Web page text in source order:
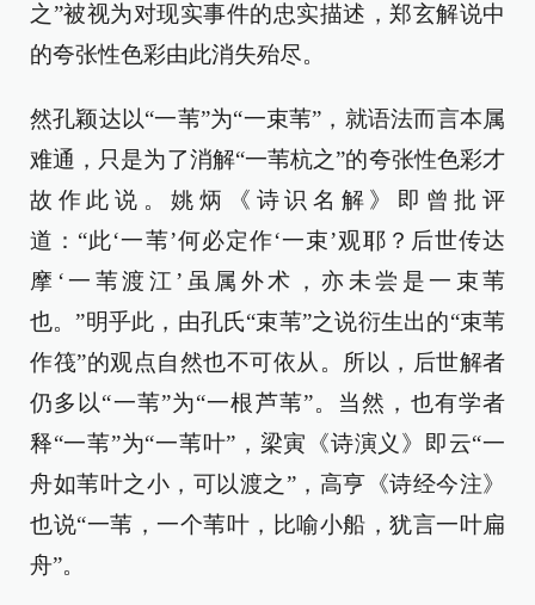
之”被视为对现实事件的忠实描述，郑玄解说中
的夸张性色彩由此消失殆尽。
然孔颖达以“一苇”为“一束苇”，就语法而言本属
难通，只是为了消解“一苇杭之”的夸张性色彩才
故作此说。姚炳《诗识名解》即曾批评
道：“此‘一苇’何必定作‘一束’观耶？后世传达
摩‘一苇渡江’虽属外术，亦未尝是一束苇
也。”明乎此，由孔氏“束苇”之说衍生出的“束苇
作筏”的观点自然也不可依从。所以，后世解者
仍多以“一苇”为“一根芦苇”。当然，也有学者
释“一苇”为“一苇叶”，梁寅《诗演义》即云“一
舟如苇叶之小，可以渡之”，高亨《诗经今注》
也说“一苇，一个苇叶，比喻小船，犹言一叶扁
舟”。